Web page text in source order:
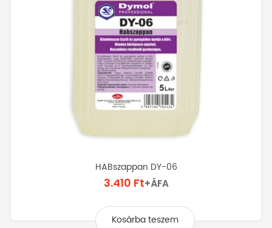
HABszappan DY-06
3.410 Ft+ÁFA
Kosárba teszem